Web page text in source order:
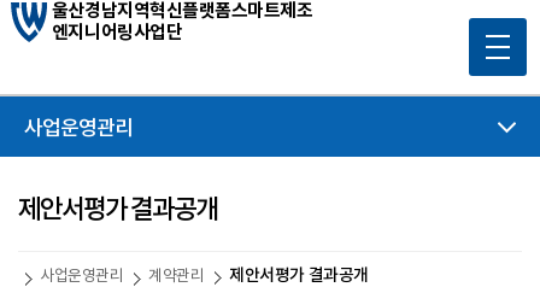
울산경남지역혁신플랫폼스마트제조
엔지니어링사업단
사업운영관리
제안서평가 결과공개
사업운영관리 계약관리 제안서평가 결과공개